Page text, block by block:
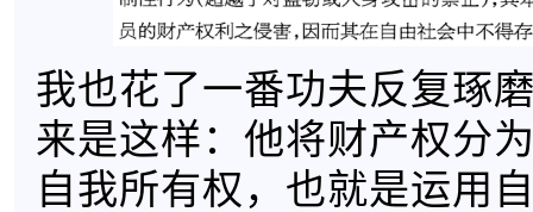
我也花了一番功夫反复琢
来是这样：他将财产权分
自我所有权，也就是运用